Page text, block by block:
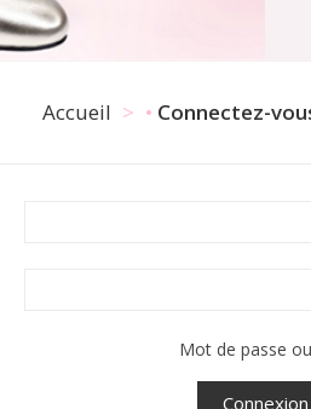
Accueil Connectez-
Mot de passe
Connexion